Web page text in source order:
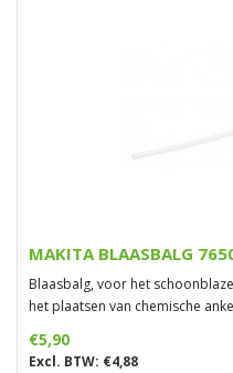
MAKITA BLAASBALG
Blaasbalg, voor het
het plaatsen van chemische
€5,90
Excl. BTW: €4,88